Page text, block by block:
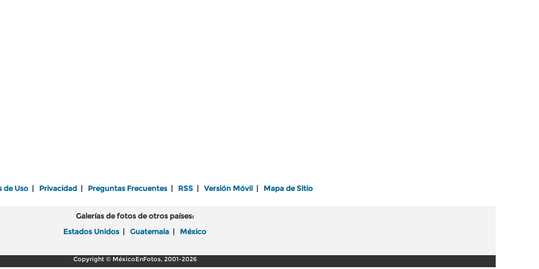
de Uso Privacidad Preguntas Frecuentes RSS Versión Móvil Mapa de Sitio
Galerías de fotos de otros países:
Estados Unidos
Guatemala México
Copyright © MéxicoEnFotos, 2001-2026